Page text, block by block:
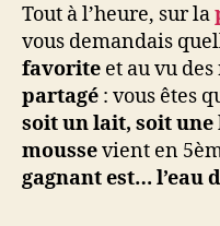
Tout à l’heure, sur la
vous demandais
favorite et au vu des
partagé : vous êtes
soit un lait, soit une
moussevient en
gagnant est… l’eau